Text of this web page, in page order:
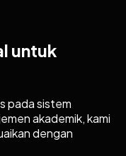
untuk
pada sistem
akademik, kami
dengan